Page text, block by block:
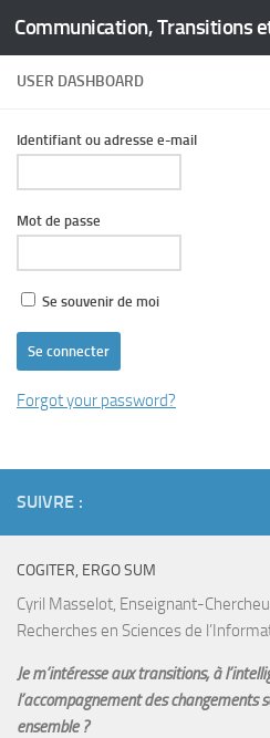
Skip to content
USER DASHBOARD
Identifiant ou adresse e-mail
Mot de passe
Se souvenir de moi
Forgot your password?
SUIVRE :
COGITER, ERGO SUM
Cyril Masselot, Enseignant-
Recherches en Sciences de
Je m’intéresse aux transitions, à
l’accompagnement des changements
ensemble ?